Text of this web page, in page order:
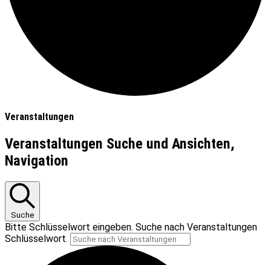
Veranstaltungen
Veranstaltungen Suche und Ansichten,
Navigation
Suche
Bitte Schlüsselwort eingeben. Suche nach Veranstaltungen
Schlüsselwort.